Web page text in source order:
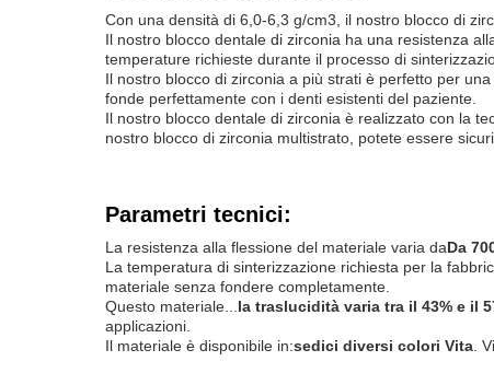
Con una densità di 6,0-6,3 g/cm3, il nostro blocco di
Il nostro blocco dentale di zirconia ha una resistenza
temperature richieste durante il processo di
Il nostro blocco di zirconia a più strati è perfetto per
fonde perfettamente con i denti esistenti del paziente.
Il nostro blocco dentale di zirconia è realizzato con la
nostro blocco di zirconia multistrato, potete essere
Parametri tecnici:
La resistenza alla flessione del materiale varia daDa
La temperatura di sinterizzazione richiesta per la
materiale senza fondere completamente.
Questo materiale... la traslucidità varia tra il 43% e il
applicazioni.
Il materiale è disponibile in:sedici diversi colori Vita .